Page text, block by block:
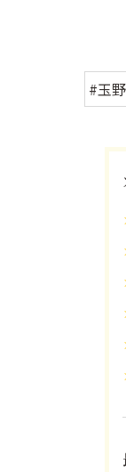
#玉野